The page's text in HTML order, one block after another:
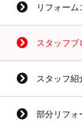
リフォーム
スタッフブ
スタッフ紹
部分リフォ